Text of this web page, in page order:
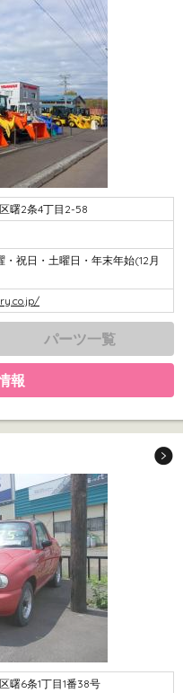
曙2条4丁目2-58
祝日・土曜日・年末年始(12月
パーツ一覧
報
6条1丁目1番38号